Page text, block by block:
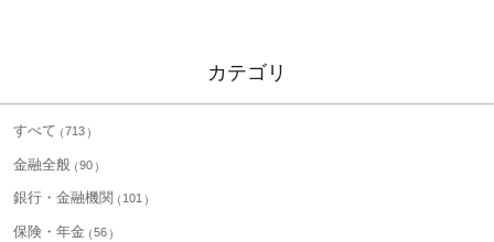
カテゴリ
すべて 713
金融全般 90
銀行・金融機関 101
保険・年金 56